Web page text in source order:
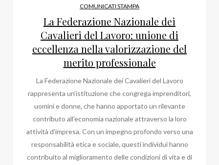
COMUNICATI STAMPA
La Federazione Nazionale dei
Cavalieri del Lavoro: unione di
eccellenza nella valorizzazione del
merito professionale
La Federazione Nazionale dei Cavalieri del Lavoro
rappresenta un’istituzione che congrega imprenditori,
uomini e donne, che hanno apportato un rilevante
contributo all’economia nazionale attraverso la loro
attività d’impresa. Con un impegno profondo verso una
responsabilità etica e sociale, questi individui hanno
contribuito al miglioramento delle condizioni di vita e di